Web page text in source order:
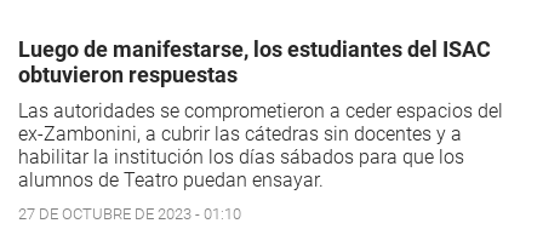
Luego de manifestarse, los estudiantes del ISAC
obtuvieron respuestas
Las autoridades se comprometieron a ceder espacios del
ex-Zambonini, a cubrir las cátedras sin docentes y a
habilitar la institución los días sábados para que los
alumnos de Teatro puedan ensayar.
27 DE OCTUBRE DE 2023 - 01:10